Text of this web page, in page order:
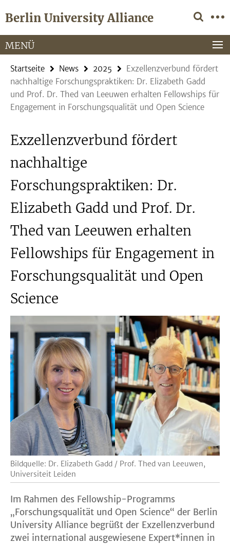
direkt
Inhalt
Berlin University Alliance
Service-
Navigation
MENÜ
Startseite News 2025
Exzellenzverbund fördert
nachhaltige Forschungspraktiken: Dr. Elizabeth Gadd
und Prof. Dr. Thed van Leeuwen erhalten Fellowships für
Engagement in Forschungsqualität und Open Science
Exzellenzverbund fördert
nachhaltige
Forschungspraktiken: Dr.
Elizabeth Gadd und Prof. Dr.
Thed van Leeuwen erhalten
Fellowships für Engagement in
Forschungsqualität und Open
Science
Bildquelle: Dr. Elizabeth Gadd / Prof. Thed van Leeuwen,
Universiteit Leiden
Im Rahmen des Fellowship-Programms
„Forschungsqualität und Open Science“ der Berlin
University Alliance begrüßt der Exzellenzverbund
zwei international ausgewiesene Expert*innen in